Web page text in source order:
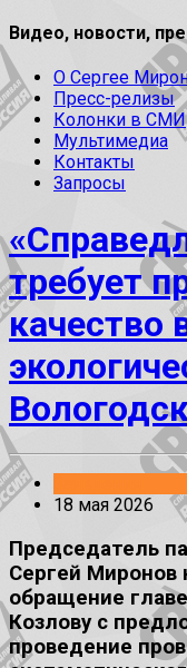
Видео, новости,
О Сергее
Пресс-релизы
Колонки в СМИ
Мультимедиа
Контакты
Запросы
требует
качество
18 мая 2026
Председатель
Сергей Миронов
обращение
Козлову с
проведение